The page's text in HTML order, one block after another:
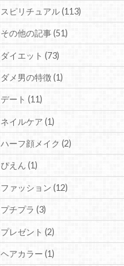
スピリチュアル (113)
その他の記事 (51)
ダイエット (73)
ダメ男の特徴 (1)
デート (11)
ネイルケア (1)
ハーフ顔メイク (2)
ぴえん (1)
ファッション (12)
プチプラ (3)
プレゼント (2)
ヘアカラー (1)